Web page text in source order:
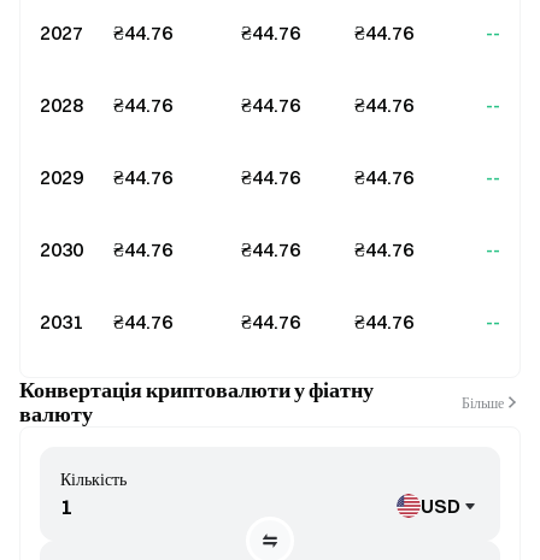
2027 ₴44.76 ₴44.76 ₴44.76 --
2028 ₴44.76 ₴44.76 ₴44.76 --
2029 ₴44.76 ₴44.76 ₴44.76 --
2030 ₴44.76 ₴44.76 ₴44.76 --
2031 ₴44.76 ₴44.76 ₴44.76 --
Конвертація криптовалюти у фіатну
валюту
Більше
Кількість
USD